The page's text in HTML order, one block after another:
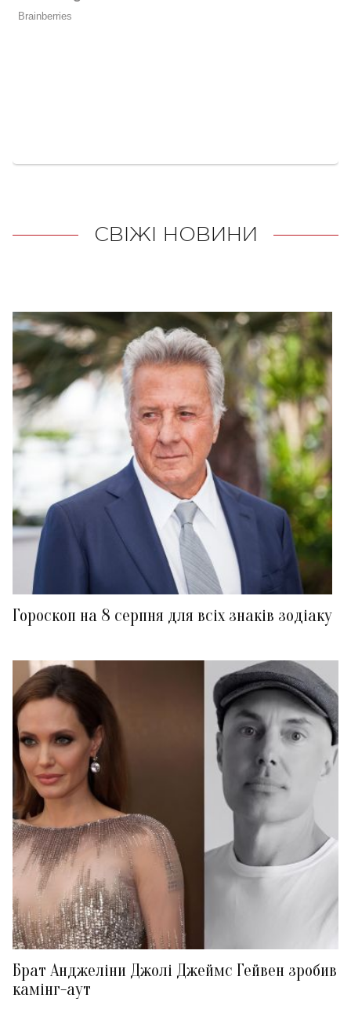
СВІЖІ НОВИНИ
Гороскоп на 8 серпня для всіх знаків зодіаку
Брат Анджеліни Джолі Джеймс Гейвен зробив
камінг-аут